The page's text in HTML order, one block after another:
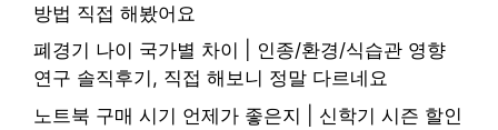
방법 직접 해봤어요
폐경기 나이 국가별 차이 | 인종/환경/식습관 영향
연구 솔직후기, 직접 해보니 정말 다르네요
노트북 구매 시기 언제가 좋은지 | 신학기 시즌 할인